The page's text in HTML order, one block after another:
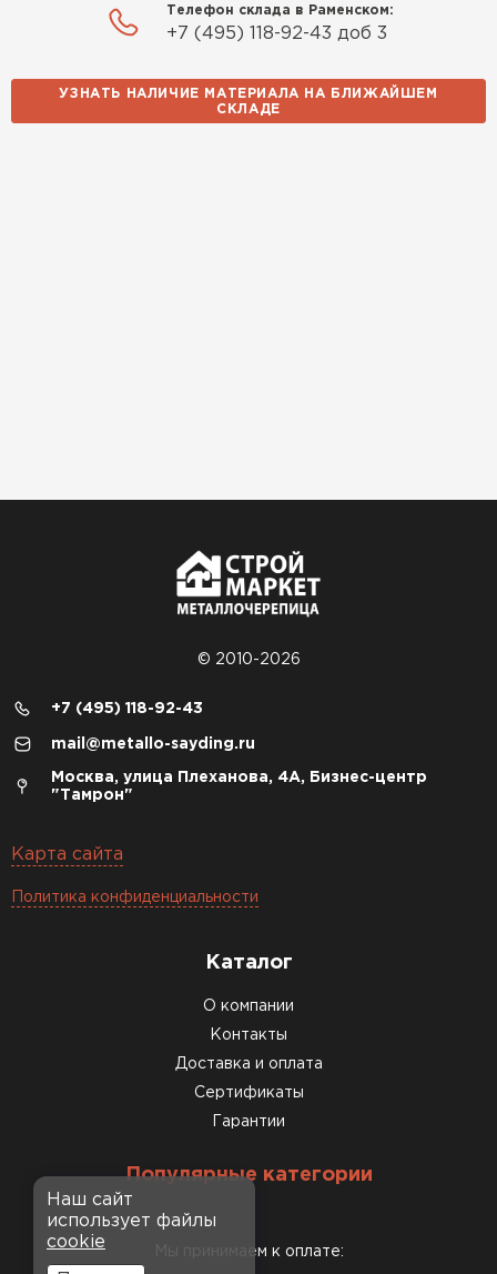
Телефон склада в Раменском:
+7 (495) 118-92-43 доб 3
УЗНАТЬ НАЛИЧИЕ МАТЕРИАЛА НА БЛИЖАЙШЕМ
СКЛАДЕ
© 2010-2026
+7 (495) 118-92-43
mail@metallo-sayding.ru
Москва, улица Плеханова, 4А, Бизнес-центр
"Тамрон"
Карта сайта
Политика конфиденциальности
Каталог
О компании
Контакты
Доставка и оплата
Сертификаты
Гарантии
Популярные категории
Мы принимаем к оплате:
Наш сайт
использует файлы
cookie